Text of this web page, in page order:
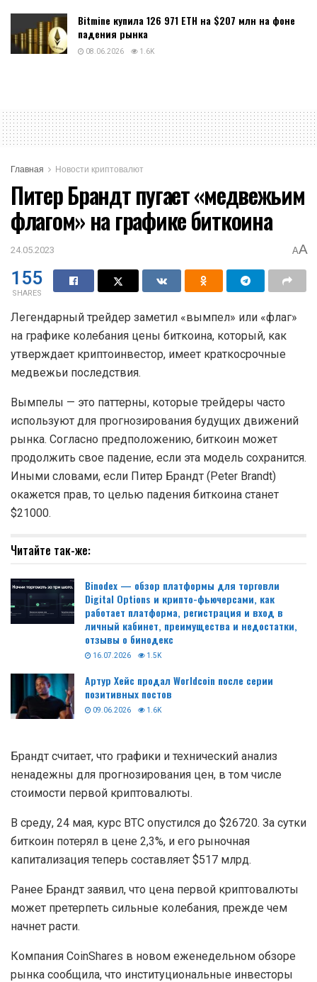
Bitmine купила 126 971 ETH на $207 млн на фоне
падения рынка
08.06.2026 1.6K
Главная Новости криптовалют
Питер Брандт пугает «медвежьим
флагом» на графике биткоина
24.05.2023 AA
155
SHARES
Легендарный трейдер заметил «вымпел» или «флаг»
на графике колебания цены биткоина, который, как
утверждает криптоинвестор, имеет краткосрочные
медвежьи последствия.
Вымпелы — это паттерны, которые трейдеры часто
используют для прогнозирования будущих движений
рынка. Согласно предположению, биткоин может
продолжить свое падение, если эта модель сохранится.
Иными словами, если Питер Брандт (Peter Brandt)
окажется прав, то целью падения биткоина станет
$21000.
Читайте так-же:
Binodex — обзор платформы для торговли
Digital Options и крипто-фьючерсами, как
работает платформа, регистрация и вход в
личный кабинет, преимущества и недостатки,
отзывы о бинодекс
16.07.2026 1.5K
Артур Хейс продал Worldcoin после серии
позитивных постов
09.06.2026 1.6K
Брандт считает, что графики и технический анализ
ненадежны для прогнозирования цен, в том числе
стоимости первой криптовалюты.
В среду, 24 мая, курс BTC опустился до $26720. За сутки
биткоин потерял в цене 2,3%, и его рыночная
капитализация теперь составляет $517 млрд.
Ранее Брандт заявил, что цена первой криптовалюты
может претерпеть сильные колебания, прежде чем
начнет расти.
Компания CoinShares в новом еженедельном обзоре
рынка сообщила, что институциональные инвесторы